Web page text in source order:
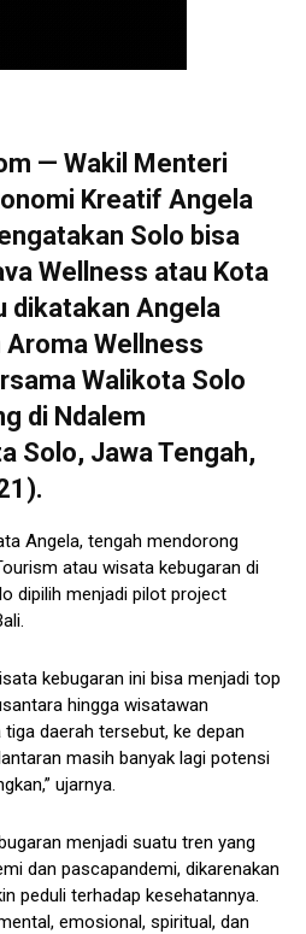
— Wakil Menteri
Kreatif Angela
Solo bisa
Wellness atau Kota
dikatakan Angela
Wellness
Walikota Solo
di Ndalem
Solo, Jawa Tengah,
Angela, tengah mendorong
atau wisata kebugaran di
dipilih menjadi pilot project
kebugaran ini bisa menjadi top
hingga wisatawan
daerah tersebut, ke depan
masih banyak lagi potensi
ujarnya.
menjadi suatu tren yang
dan pascapandemi, dikarenakan
peduli terhadap kesehatannya.
emosional, spiritual, dan